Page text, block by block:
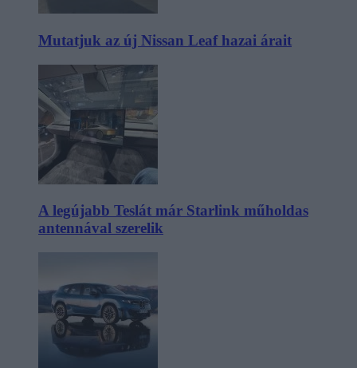
Mutatjuk az új Nissan Leaf hazai árait
A legújabb Teslát már Starlink műholdas
antennával szerelik